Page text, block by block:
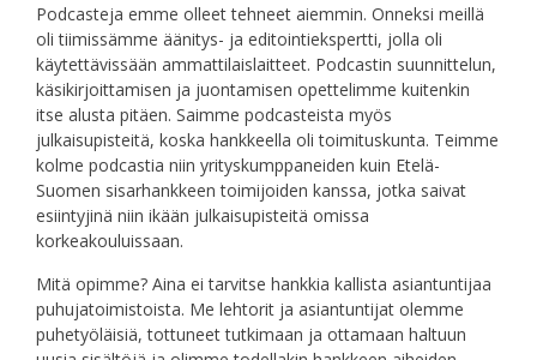
Podcasteja emme olleet tehneet aiemmin. Onneksi meillä
oli tiimissämme äänitys- ja editointiekspertti, jolla oli
käytettävissään ammattilaislaitteet. Podcastin suunnittelun,
käsikirjoittamisen ja juontamisen opettelimme kuitenkin
itse alusta pitäen. Saimme podcasteista myös
julkaisupisteitä, koska hankkeella oli toimituskunta. Teimme
kolme podcastia niin yrityskumppaneiden kuin Etelä-
Suomen sisarhankkeen toimijoiden kanssa, jotka saivat
esiintyjinä niin ikään julkaisupisteitä omissa
korkeakouluissaan.
Mitä opimme? Aina ei tarvitse hankkia kallista asiantuntijaa
puhujatoimistoista. Me lehtorit ja asiantuntijat olemme
puhetyöläisiä, tottuneet tutkimaan ja ottamaan haltuun